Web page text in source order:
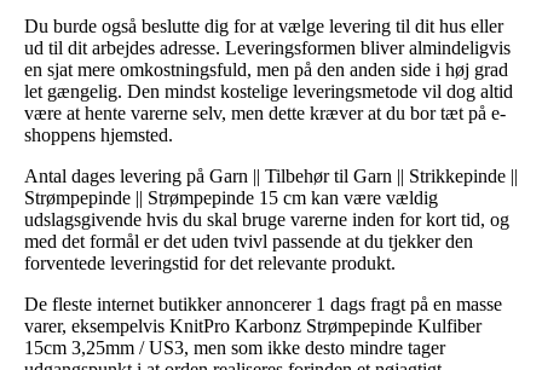
Du burde også beslutte dig for at vælge levering til dit hus eller
ud til dit arbejdes adresse. Leveringsformen bliver almindeligvis
en sjat mere omkostningsfuld, men på den anden side i høj grad
let gængelig. Den mindst kostelige leveringsmetode vil dog altid
være at hente varerne selv, men dette kræver at du bor tæt på e-
shoppens hjemsted.
Antal dages levering på Garn || Tilbehør til Garn || Strikkepinde ||
Strømpepinde || Strømpepinde 15 cm kan være vældig
udslagsgivende hvis du skal bruge varerne inden for kort tid, og
med det formål er det uden tvivl passende at du tjekker den
forventede leveringstid for det relevante produkt.
De fleste internet butikker annoncerer 1 dags fragt på en masse
varer, eksempelvis KnitPro Karbonz Strømpepinde Kulfiber
15cm 3,25mm / US3, men som ikke desto mindre tager